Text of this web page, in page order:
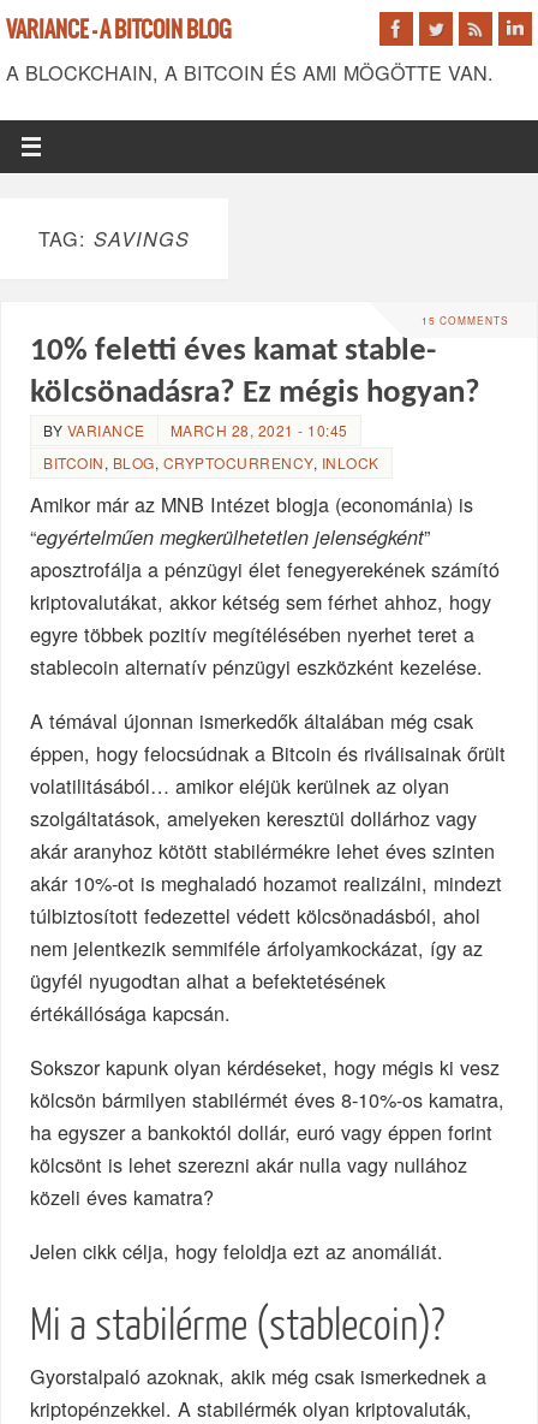
VARIANCE - A BITCOIN BLOG
A BLOCKCHAIN, A BITCOIN ÉS AMI MÖGÖTTE VAN.
TAG: SAVINGS
15 COMMENTS
10% feletti éves kamat stable-
kölcsönadásra? Ez mégis hogyan?
BY VARIANCE
MARCH 28, 2021 - 10:45
BITCOIN, BLOG, CRYPTOCURRENCY, INLOCK
Amikor már az MNB Intézet blogja (econománia) is
“egyértelműen megkerülhetetlen jelenségként”
aposztrofálja a pénzügyi élet fenegyerekének számító
kriptovalutákat, akkor kétség sem férhet ahhoz, hogy
egyre többek pozitív megítélésében nyerhet teret a
stablecoin alternatív pénzügyi eszközként kezelése.
A témával újonnan ismerkedők általában még csak
éppen, hogy felocsúdnak a Bitcoin és riválisainak őrült
volatilitásából… amikor eléjük kerülnek az olyan
szolgáltatások, amelyeken keresztül dollárhoz vagy
akár aranyhoz kötött stabilérmékre lehet éves szinten
akár 10%-ot is meghaladó hozamot realizálni, mindezt
túlbiztosított fedezettel védett kölcsönadásból, ahol
nem jelentkezik semmiféle árfolyamkockázat, így az
ügyfél nyugodtan alhat a befektetésének
értékállósága kapcsán.
Sokszor kapunk olyan kérdéseket, hogy mégis ki vesz
kölcsön bármilyen stabilérmét éves 8-10%-os kamatra,
ha egyszer a bankoktól dollár, euró vagy éppen forint
kölcsönt is lehet szerezni akár nulla vagy nullához
közeli éves kamatra?
Jelen cikk célja, hogy feloldja ezt az anomáliát.
Mi a stabilérme (stablecoin)?
Gyorstalpaló azoknak, akik még csak ismerkednek a
kriptopénzekkel. A stabilérmék olyan kriptovaluták,